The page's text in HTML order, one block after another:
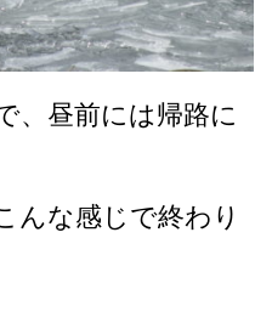
、昼前には帰路に
んな感じで終わり